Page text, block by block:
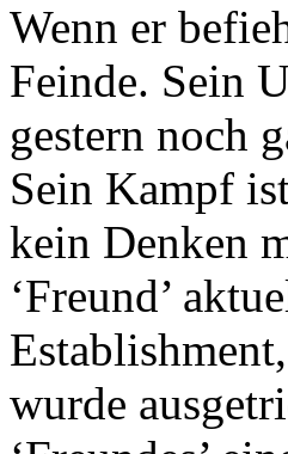
Wenn er
Feinde. Sein
gestern noch
Sein Kampf
kein Denken
‘Freund’
wurde